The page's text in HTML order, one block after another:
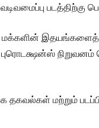
படத்திற்கு
மக்களின்
புரொடக்ஷன்ஸ்
தகவல்கள் மற்றும்